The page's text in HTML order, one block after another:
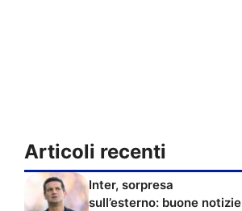
Articoli recenti
Inter, sorpresa
sull’esterno: buone notizie